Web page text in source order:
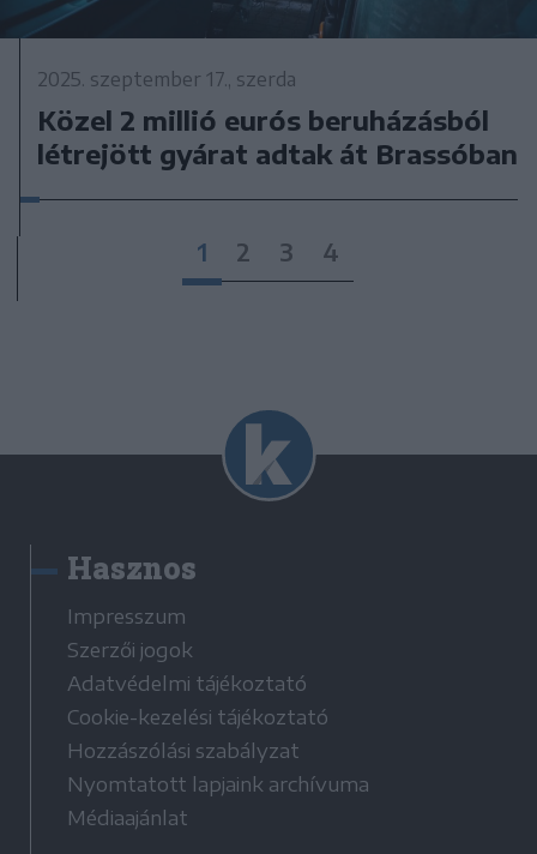
2025. szeptember 17., szerda
Közel 2 millió eurós beruházásból
létrejött gyárat adtak át Brassóban
1 2 3 4
Hasznos
Impresszum
Szerzői jogok
Adatvédelmi tájékoztató
Cookie-kezelési tájékoztató
Hozzászólási szabályzat
Nyomtatott lapjaink archívuma
Médiaajánlat